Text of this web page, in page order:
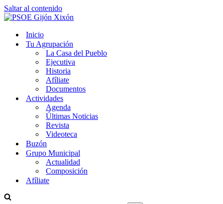
Saltar al contenido
Inicio
Tu Agrupación
La Casa del Pueblo
Ejecutiva
Historia
Afíliate
Documentos
Actividades
Agenda
Últimas Noticias
Revista
Videoteca
Buzón
Grupo Municipal
Actualidad
Composición
Afíliate